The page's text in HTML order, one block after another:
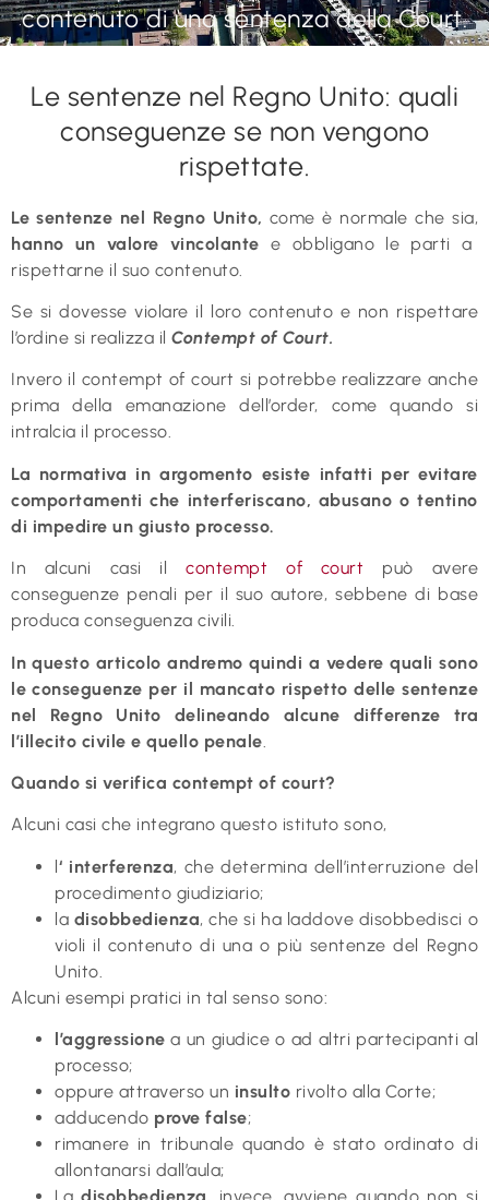
contenuto di una sentenza della Court.
Le sentenze nel Regno Unito: quali
conseguenze se non vengono
rispettate.
Le sentenze nel Regno Unito, come è normale che sia,
hanno un valore vincolante e obbligano le parti a
rispettarne il suo contenuto.
Se si dovesse violare il loro contenuto e non rispettare
l’ordine si realizza il Contempt of Court.
Invero il contempt of court si potrebbe realizzare anche
prima della emanazione dell’order, come quando si
intralcia il processo.
La normativa in argomento esiste infatti per evitare
comportamenti che interferiscano, abusano o tentino
di impedire un giusto processo.
In alcuni casi ilcontempt of court può avere
conseguenze penali per il suo autore, sebbene di base
produca conseguenza civili.
In questo articolo andremo quindi a vedere quali sono
le conseguenze per il mancato rispetto delle sentenze
nel Regno Unito delineando alcune differenze tra
l’illecito civile e quello penale
Quando si verifica contempt of court?
Alcuni casi che integrano questo istituto sono,
l‘ interferenza, che determina dell’interruzione del
procedimento giudiziario;
la disobbedienza, che si ha laddove disobbedisci o
violi il contenuto di una o più sentenze del Regno
Unito.
Alcuni esempi pratici in tal senso sono:
l’aggressione a un giudice o ad altri partecipanti al
processo;
oppure attraverso un insulto rivolto alla Corte;
adducendo prove false;
rimanere in tribunale quando è stato ordinato di
allontanarsi dall’aula;